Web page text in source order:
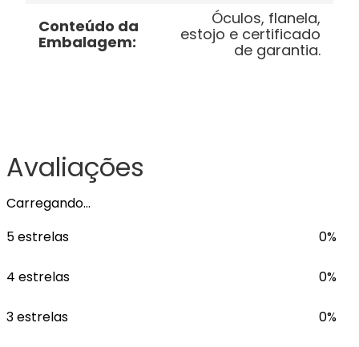
Conteúdo da
Embalagem:
Óculos, flanela,
estojo e certificado
de garantia.
Avaliações
Carregando…
5 estrelas
0%
4 estrelas 0%
3 estrelas 0%